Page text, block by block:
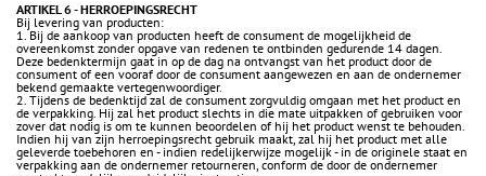
ARTIKEL 6 - HERROEPINGSRECHT
Bij levering van producten:
1. Bij de aankoop van producten heeft de consument de mogelijkheid de
overeenkomst zonder opgave van redenen te ontbinden gedurende 14 dagen.
Deze bedenktermijn gaat in op de dag na ontvangst van het product door de
consument of een vooraf door de consument aangewezen en aan de ondernemer
bekend gemaakte vertegenwoordiger.
2. Tijdens de bedenktijd zal de consument zorgvuldig omgaan met het product en
de verpakking. Hij zal het product slechts in die mate uitpakken of gebruiken voor
zover dat nodig is om te kunnen beoordelen of hij het product wenst te behouden.
Indien hij van zijn herroepingsrecht gebruik maakt, zal hij het product met alle
geleverde toebehoren en - indien redelijkerwijze mogelijk - in de originele staat en
verpakking aan de ondernemer retourneren, conform de door de ondernemer